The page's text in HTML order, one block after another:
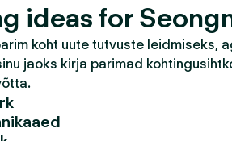
ideas for
koht uute tutvuste leidmiseks,
jaoks kirja parimad